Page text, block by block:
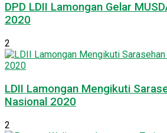
DPD LDII Lamongan Gelar
2020
2
LDII Lamongan Mengikuti
Nasional 2020
2